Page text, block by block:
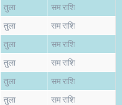
तुला सम राशि
तुला सम राशि
तुला सम राशि
तुला सम राशि
तुला सम राशि
तुला सम राशि